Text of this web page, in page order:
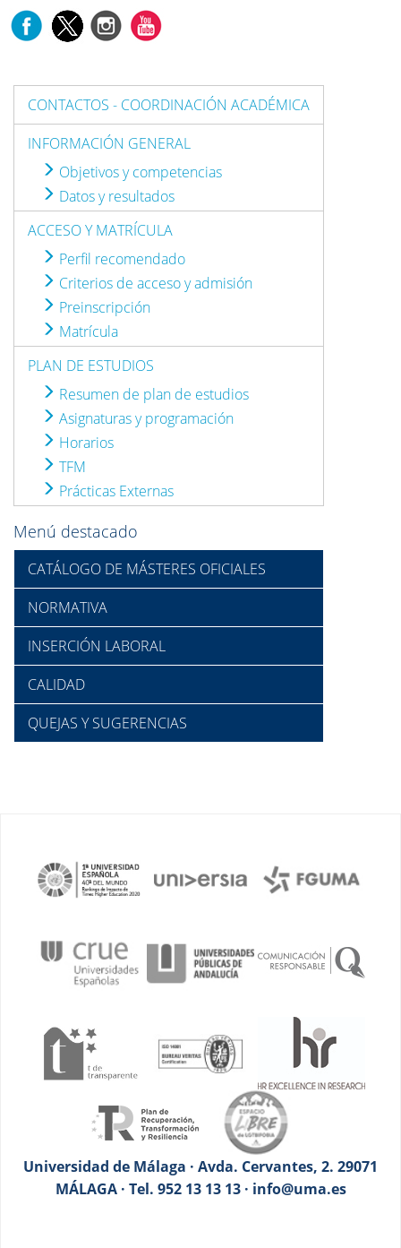
CONTACTOS - COORDINACIÓN ACADÉMICA
INFORMACIÓN GENERAL
Objetivos y competencias
Datos y resultados
ACCESO Y MATRÍCULA
Perfil recomendado
Criterios de acceso y admisión
Preinscripción
Matrícula
PLAN DE ESTUDIOS
Resumen de plan de estudios
Asignaturas y programación
Horarios
TFM
Prácticas Externas
Menú destacado
CATÁLOGO DE MÁSTERES OFICIALES
NORMATIVA
INSERCIÓN LABORAL
CALIDAD
QUEJAS Y SUGERENCIAS
Universidad de Málaga · Avda. Cervantes, 2. 29071
MÁLAGA · Tel. 952 13 13 13 · info@uma.es